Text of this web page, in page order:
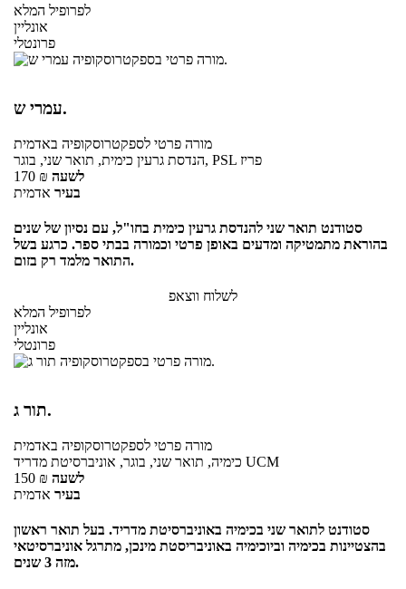
לפרופיל המלא
אונליין
פרונטלי
עמרי ש.
מורה פרטי לספקטרוסקופיה באדמית
הנדסת גרעין כימית, תואר שני, בוגר, PSL פריז
170 ₪ לשעה
בעיר אדמית
סטודנט תואר שני להנדסת גרעין כימית בחו"ל, עם נסיון של שנים
בהוראת מתמטיקה ומדעים באופן פרטי וכמורה בבתי ספר. כרגע בשל
התואר מלמד רק בזום.
לשלוח ווצאפ
לפרופיל המלא
אונליין
פרונטלי
תור ג.
מורה פרטי לספקטרוסקופיה באדמית
כימיה, תואר שני, בוגר, אוניברסיטת מדריד UCM
150 ₪ לשעה
בעיר אדמית
סטודנט לתואר שני בכימיה באוניברסיטת מדריד. בעל תואר ראשון
בהצטיינות בכימיה וביוכימיה באוניבריסטת מינכן, מתרגל אוניברסיטאי
מזה 3 שנים.